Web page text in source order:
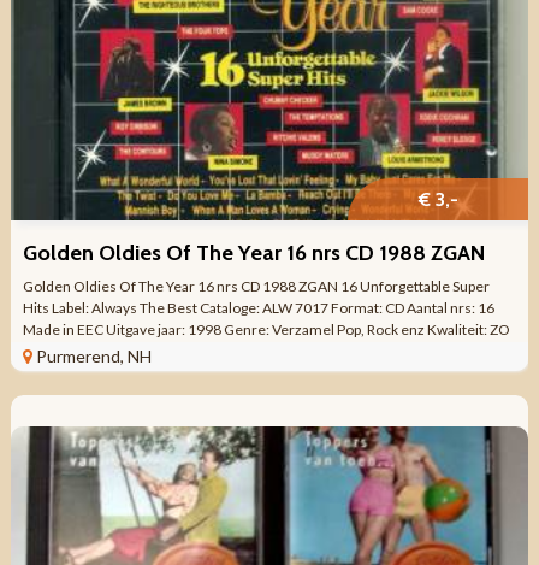
€ 3,-
Golden Oldies Of The Year 16 nrs CD 1988 ZGAN
Golden Oldies Of The Year 16 nrs CD 1988 ZGAN 16 Unforgettable Super
Hits Label: Always The Best Cataloge: ALW 7017 Format: CD Aantal nrs: 16
Made in EEC Uitgave jaar: 1998 Genre: Verzamel Pop, Rock enz Kwaliteit: ZO
GOED ALS ...
Purmerend, NH